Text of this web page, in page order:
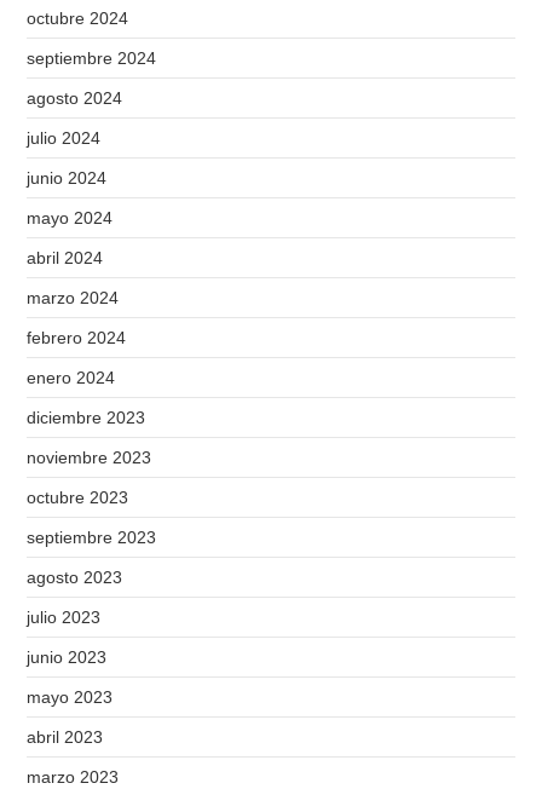
octubre 2024
septiembre 2024
agosto 2024
julio 2024
junio 2024
mayo 2024
abril 2024
marzo 2024
febrero 2024
enero 2024
diciembre 2023
noviembre 2023
octubre 2023
septiembre 2023
agosto 2023
julio 2023
junio 2023
mayo 2023
abril 2023
marzo 2023